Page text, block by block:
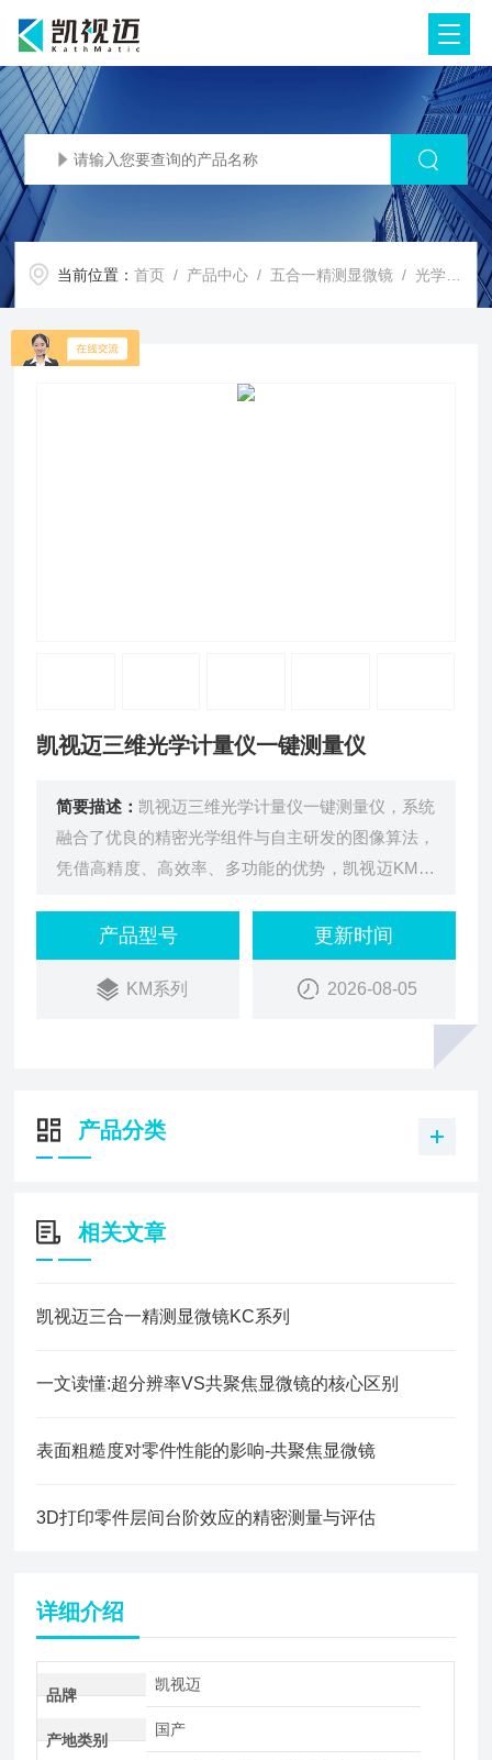
当前位置：首页 / 产品中心 / 五合一精测显微镜 /光学测量仪
凯视迈三维光学计量仪一键测量仪
简要描述： 凯视迈三维光学计量仪一键测量仪，系统
融合了优良的精密光学组件与自主研发的图像算法，
凭借高精度、高效率、多功能的优势，凯视迈KM系
密机械制造、精密五金、塑料与橡胶等八大核心行
业，同时可拓展至航空航天、仪器仪表、光伏、锂电
等领域，为不同行业的精密检测提供定制化解决方
产品型号
KM系列
更新时间
2026-08-05
产品分类
相关文章
凯视迈三合一精测显微镜KC系列
一文读懂:超分辨率VS共聚焦显微镜的核心区别
表面粗糙度对零件性能的影响-共聚焦显微镜
3D打印零件层间台阶效应的精密测量与评估
详细介绍
品牌
凯视迈
产地类别
国产